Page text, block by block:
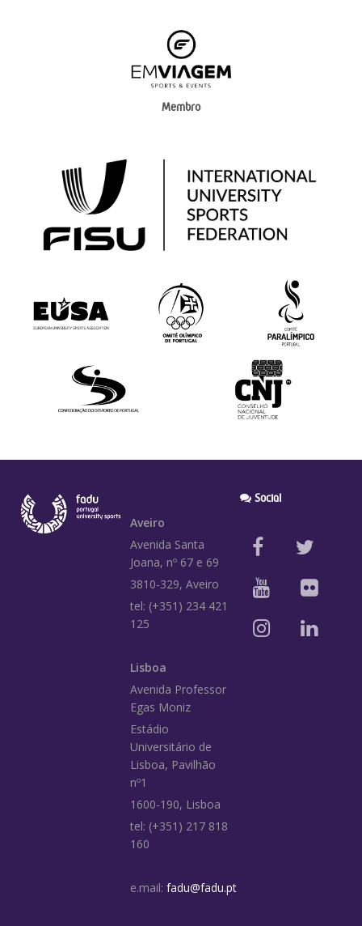
Membro
Aveiro
Avenida Santa
Joana, nº 67 e 69
3810-329, Aveiro
tel: (+351) 234 421
125
Lisboa
Avenida Professor
Egas Moniz
Estádio
Universitário de
Lisboa, Pavilhão
nº1
1600-190, Lisboa
tel: (+351) 217 818
160
e.mail: fadu@fadu.pt
Social